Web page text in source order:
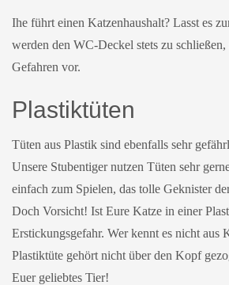
Ihe führt einen Katzenhaushalt? Lasst es
werden den WC-Deckel stets zu schließen,
Gefahren vor.
Plastiktüten
Tüten aus Plastik sind ebenfalls sehr
Unsere Stubentiger nutzen Tüten sehr
einfach zum Spielen, das tolle Geknister
Doch Vorsicht! Ist Eure Katze in einer
Erstickungsgefahr. Wer kennt es nicht aus
Plastiktüte gehört nicht über den Kopf
Euer geliebtes Tier!